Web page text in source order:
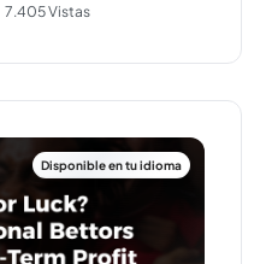
7.405 Vistas